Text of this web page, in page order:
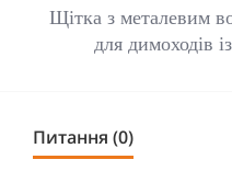
Щітка з металевим
для димоходів
Питання (0)